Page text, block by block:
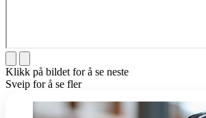
Klikk på bildet for å se neste
Sveip for å se fler